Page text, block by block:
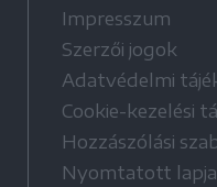
Impresszum
Szerzői jogok
Adatvédelmi
Cookie-kezelési
Hozzászólási
Nyomtatott